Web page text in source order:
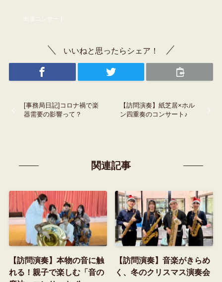
出張コンサート
いいねと思ったらシェア！
[事務局日記]コロナ禍で楽
器需要の影響って？
【訪問演奏】紙芝居×ホル
ン四重奏のコンサート♪
関連記事
【訪問演奏】本物の音に触
れる！親子で楽しむ「音の
【訪問演奏】音楽がきらめ
く、冬のクリスマス演奏会